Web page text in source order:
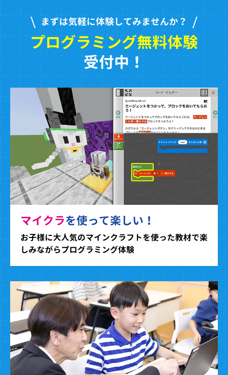
まずは気軽に体験してみませんか？
プログラミング無料体験
受付中！
マイクラを使って楽しい！
お子様に大人気のマインクラフトを使った教材で楽
しみながらプログラミング体験